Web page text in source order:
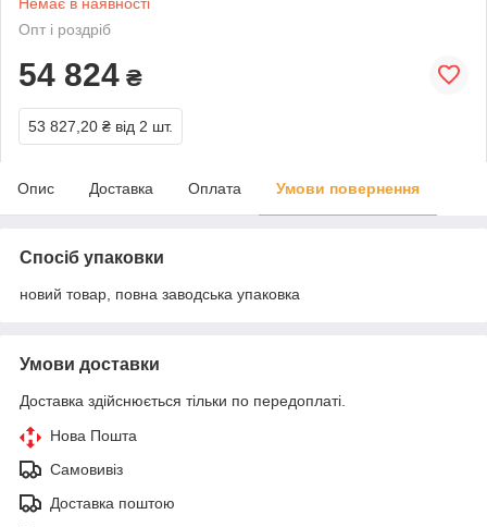
Опт і роздріб
54 824 ₴
53 827,20 ₴ від 2 шт.
Опис Доставка Оплата Умови повернення
Спосіб упаковки
новий товар, повна заводська упаковка
Умови доставки
Доставка здійснюється тільки по передоплаті.
Нова Пошта
Самовивіз
Доставка поштою